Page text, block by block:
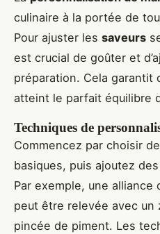
culinaire à la portée de
Pour ajuster les saveurs
est crucial de goûter et
préparation. Cela garantit
atteint le parfait équilibre
Techniques de
Commencez par choisir
basiques, puis ajoutez
Par exemple, une alliance
peut être relevée avec un
pincée de piment. Les